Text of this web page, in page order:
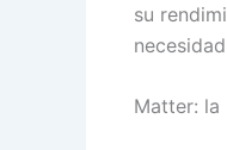
su
Matter: la